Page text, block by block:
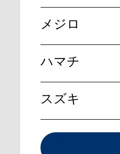
メジロ
ハマチ
スズキ